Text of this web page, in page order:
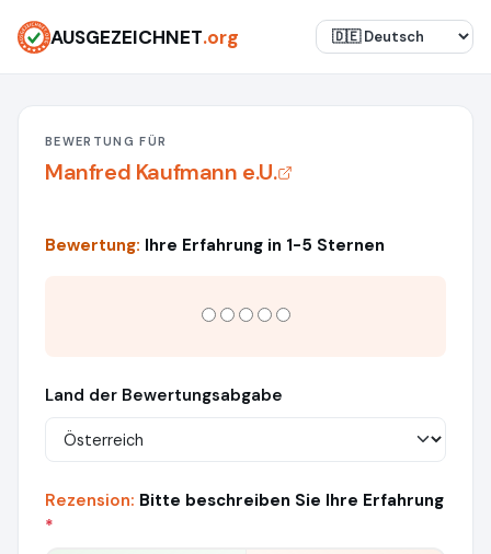
AUSGEZEICHNET.org
BEWERTUNG FÜR
Manfred Kaufmann e.U.
Bewertung: Ihre Erfahrung in 1-5 Sternen
Land der Bewertungsabgabe
Rezension: Bitte beschreiben Sie Ihre Erfahrung
*